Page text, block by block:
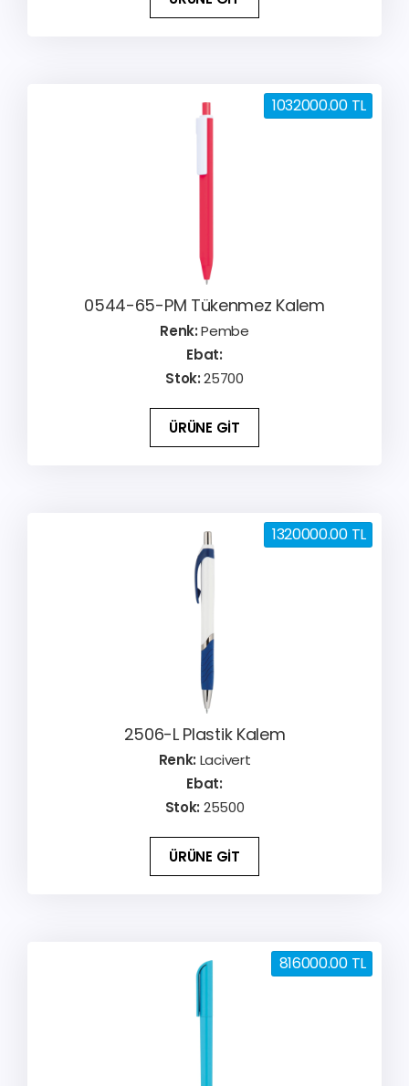
0544-65-PM Tükenmez Kalem
Renk:Pembe
Ebat:
Stok:25700
ÜRÜNE GİT
1032000.00 TL
2506-L Plastik Kalem
Renk: Lacivert
Ebat:
Stok: 25500
ÜRÜNE GİT
1320000.00 TL
816000.00 TL